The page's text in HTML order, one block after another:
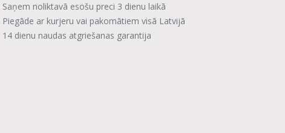
Saņem noliktavā esošu preci 3 dienu laikā
Piegāde ar kurjeru vai pakomātiem visā Latvijā
14 dienu naudas atgriešanas garantija